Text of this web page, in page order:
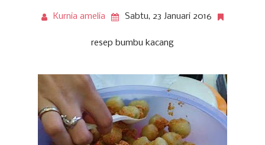
Kurnia amelia Sabtu, 23 Januari 2016
resep bumbu kacang